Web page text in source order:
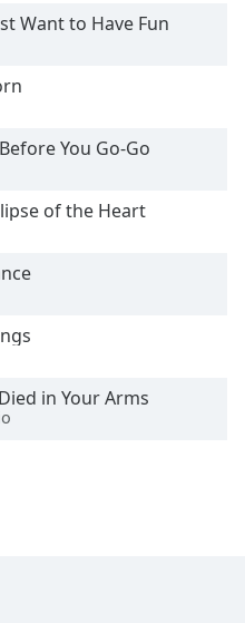
Want to Have Fun
You Go-Go
of the Heart
in Your Arms